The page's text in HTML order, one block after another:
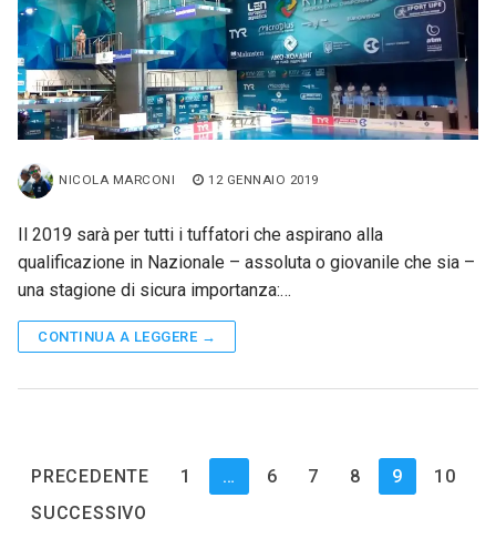
NICOLA MARCONI 12 GENNAIO 2019
Il 2019 sarà per tutti i tuffatori che aspirano alla
qualificazione in Nazionale – assoluta o giovanile che sia –
una stagione di sicura importanza:…
CONTINUA A LEGGERE →
Paginazione
degli
PRECEDENTE 1 … 6 7 8 9
10
SUCCESSIVO